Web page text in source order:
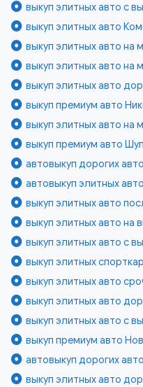
выкуп элитных авто с
выкуп элитных авто
выкуп элитных авто на
выкуп элитных авто на
выкуп элитных авто
выкуп премиум авто
выкуп элитных авто на
выкуп премиум авто
автовыкуп дорогих
автовыкуп элитных
выкуп элитных авто
выкуп элитных авто на
выкуп элитных авто с
выкуп элитных
выкуп элитных авто
выкуп элитных авто
выкуп элитных авто с
выкуп премиум авто
автовыкуп дорогих
выкуп элитных авто